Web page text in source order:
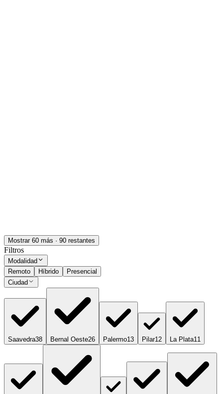
Mostrar 60 más · 90 restantes
Filtros
Modalidad
Remoto
Híbrido
Presencial
Ciudad
Saavedra38 Bernal Oeste26 Palermo13 Pilar12 La Plata11